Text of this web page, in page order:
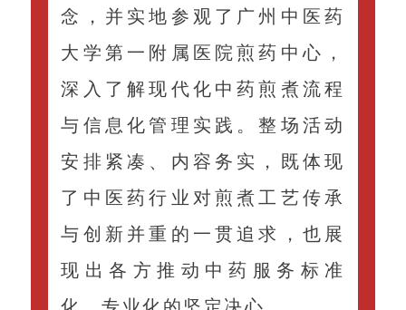
念，并实地参观了广州中医药
大学第一附属医院煎药中心，
深入了解现代化中药煎煮流程
与信息化管理实践。整场活动
安排紧凑、内容务实，既体现
了中医药行业对煎煮工艺传承
与创新并重的一贯追求，也展
现出各方推动中药服务标准